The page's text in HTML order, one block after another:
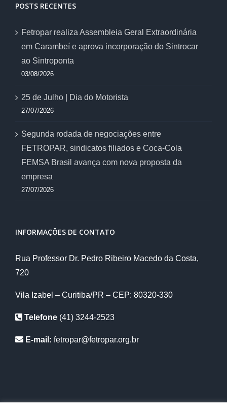
POSTS RECENTES
Fetropar realiza Assembleia Geral Extraordinária
em Carambeí e aprova incorporação do Sintrocar
ao Sintroponta
03/08/2026
25 de Julho | Dia do Motorista
27/07/2026
Segunda rodada de negociações entre
FETROPAR, sindicatos filiados e Coca-Cola
FEMSA Brasil avança com nova proposta da
empresa
27/07/2026
INFORMAÇÕES DE CONTATO
Rua Professor Dr. Pedro Ribeiro Macedo da Costa,
720
Vila Izabel – Curitiba/PR – CEP: 80320-330
Telefone (41) 3244-2523
E-mail: fetropar@fetropar.org.br